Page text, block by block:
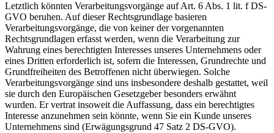
Letztlich könnten Verarbeitungsvorgänge auf Art. 6 Abs. 1 lit. f DS-
GVO beruhen. Auf dieser Rechtsgrundlage basieren
Verarbeitungsvorgänge, die von keiner der vorgenannten
Rechtsgrundlagen erfasst werden, wenn die Verarbeitung zur
Wahrung eines berechtigten Interesses unseres Unternehmens oder
eines Dritten erforderlich ist, sofern die Interessen, Grundrechte und
Grundfreiheiten des Betroffenen nicht überwiegen. Solche
Verarbeitungsvorgänge sind uns insbesondere deshalb gestattet, weil
sie durch den Europäischen Gesetzgeber besonders erwähnt
wurden. Er vertrat insoweit die Auffassung, dass ein berechtigtes
Interesse anzunehmen sein könnte, wenn Sie ein Kunde unseres
Unternehmens sind (Erwägungsgrund 47 Satz 2 DS-GVO).